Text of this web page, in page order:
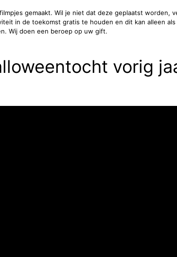
gemaakt. Wil je niet dat deze geplaatst worden,
in de toekomst gratis te houden en dit kan alleen
Wij doen een beroep op uw gift.
vorig